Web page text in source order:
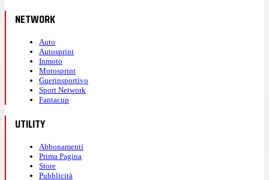
NETWORK
Auto
Autosprint
Inmoto
Motosprint
Guerinsportivo
Sport Network
Fantacup
UTILITY
Abbonamenti
Prima Pagina
Store
Pubblicità